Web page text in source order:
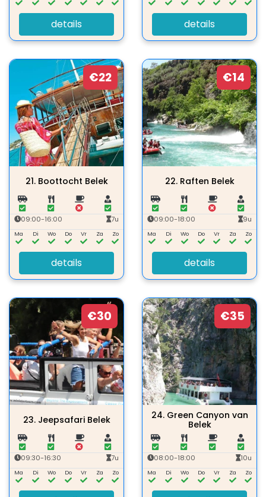
details details
€22
21. Boottocht Belek
09:00-16:00 7u
Ma Di Wo Do Vr Za Zo
details
€14
22. Raften Belek
09:00-18:00 9u
Ma Di Wo Do Vr Za Zo
details
€30
23. Jeepsafari Belek
09:30-16:30 7u
Ma Di Wo Do Vr Za Zo
€35
24. Green Canyon van
Belek
08:00-18:00 10u
Ma Di Wo Do Vr Za Zo